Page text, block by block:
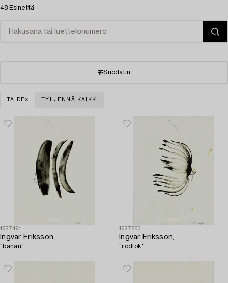
48 Esinettä
Suodatin
TAIDE TYHJENNÄ KAIKKI
1627491
Ingvar Eriksson,
"banan".
1627553
Ingvar Eriksson,
"rödlök".